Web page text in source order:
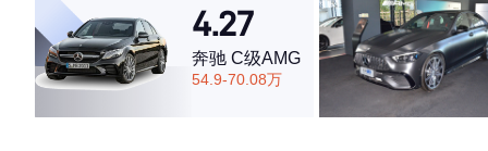
4.27
奔驰 C级AMG
54.9-70.08万